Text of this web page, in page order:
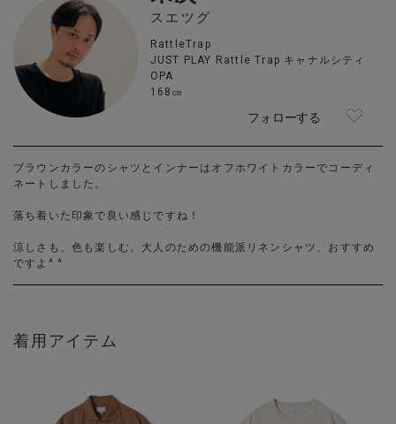
スエツグ
RattleTrap
JUST PLAY Rattle Trap キャナルシティ
OPA
168㎝
フォローする
ブラウンカラーのシャツとインナーはオフホワイトカラーでコーディ
ネートしました。
落ち着いた印象で良い感じですね！
涼しさも、色も楽しむ。大人のための機能派リネンシャツ、おすすめ
ですよ^ ^
着用アイテム